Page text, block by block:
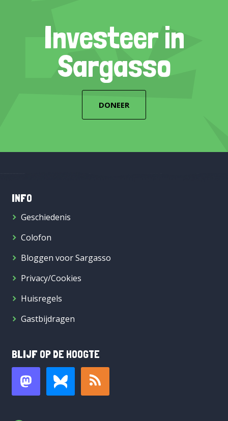
Investeer in
Sargasso
DONEER
INFO
Geschiedenis
Colofon
Bloggen voor Sargasso
Privacy/Cookies
Huisregels
Gastbijdragen
BLIJF OP DE HOOGTE